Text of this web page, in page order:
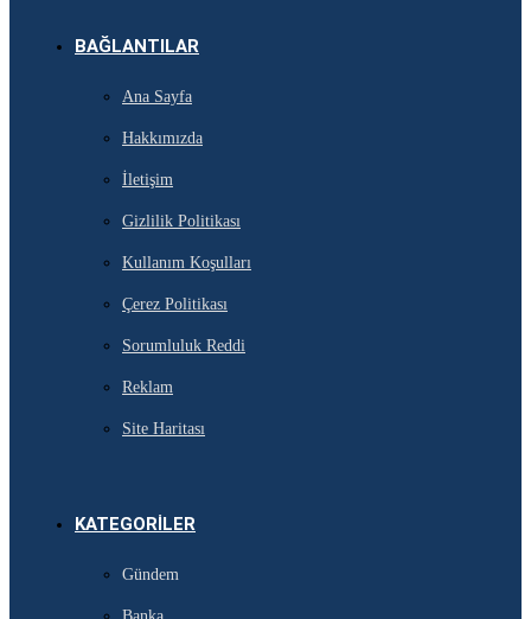
BAĞLANTILAR
Ana Sayfa
Hakkımızda
İletişim
Gizlilik Politikası
Kullanım Koşulları
Çerez Politikası
Sorumluluk Reddi
Reklam
Site Haritası
KATEGORILER
Gündem